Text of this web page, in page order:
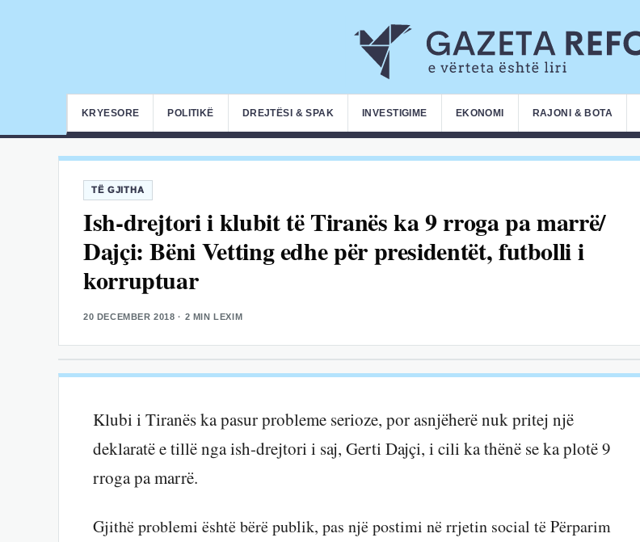
KRYESORE POLITIKË DREJTËSI & SPAK INVESTIGIME EKONOMI RAJONI & BOTA
TË GJITHA
Ish-drejtori i klubit të Tiranës ka 9 rroga pa marrë/
Dajçi: Bëni Vetting edhe për presidentët, futbolli i
korruptuar
20 DECEMBER 2018 · 2 MIN LEXIM
Klubi i Tiranës ka pasur probleme serioze, por asnjëherë nuk pritej një
deklaratë e tillë nga ish-drejtori i saj, Gerti Dajçi, i cili ka thënë se ka plotë 9
rroga pa marrë.
Gjithë problemi është bërë publik, pas një postimi në rrjetin social të Përparim